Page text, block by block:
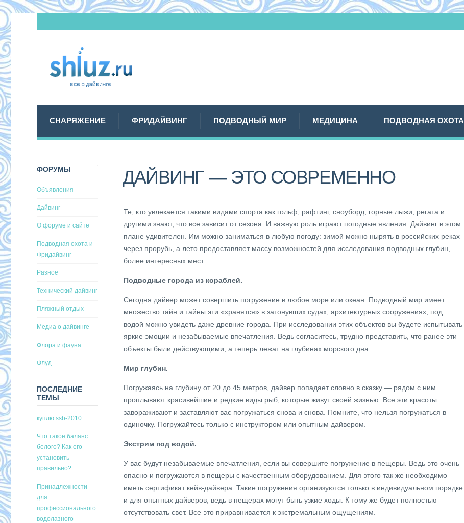
СНАРЯЖЕНИЕ ФРИДАЙВИНГ ПОДВОДНЫЙ МИР МЕДИЦИНА ПОДВОДНАЯ ОХОТА
ДАЙВИНГ — ЭТО СОВРЕМЕННО
Те, кто увлекается такими видами спорта как гольф, рафтинг, сноуборд, горные лыжи, регата и
другими знают, что все зависит от сезона. И важную роль играют погодные явления. Дайвинг в этом
плане удивителен. Им можно заниматься в любую погоду: зимой можно нырять в российских реках
через прорубь, а лето предоставляет массу возможностей для исследования подводных глубин,
более интересных мест.
Подводные города из кораблей.
Сегодня дайвер может совершить погружение в любое море или океан. Подводный мир имеет
множество тайн и тайны эти «хранятся» в затонувших судах, архитектурных сооружениях, под
водой можно увидеть даже древние города. При исследовании этих объектов вы будете испытывать
яркие эмоции и незабываемые впечатления. Ведь согласитесь, трудно представить, что ранее эти
объекты были действующими, а теперь лежат на глубинах морского дна.
Мир глубин.
Погружаясь на глубину от 20 до 45 метров, дайвер попадает словно в сказку — рядом с ним
проплывают красивейшие и редкие виды рыб, которые живут своей жизнью. Все эти красоты
завораживают и заставляют вас погружаться снова и снова. Помните, что нельзя погружаться в
одиночку. Погружайтесь только с инструктором или опытным дайвером.
Экстрим под водой.
У вас будут незабываемые впечатления, если вы совершите погружение в пещеры. Ведь это очень
опасно и погружаются в пещеры с качественным оборудованием. Для этого так же необходимо
иметь сертификат кейв-дайвера. Такие погружения организуются только в индивидуальном порядке
и для опытных дайверов, ведь в пещерах могут быть узкие ходы. К тому же будет полностью
отсутствовать свет. Все это приравнивается к экстремальным ощущениям.
ФОРУМЫ
Объявления
Дайвинг
О форуме и сайте
Подводная охота и
Фридайвинг
Разное
Технический дайвинг
Пляжный отдых
Медиа о дайвинге
Флора и фауна
Флуд
ПОСЛЕДНИЕ
ТЕМЫ
куплю ssb-2010
Что такое баланс
белого? Как его
установить
правильно?
Принадлежности
для
профессионального
водолазного